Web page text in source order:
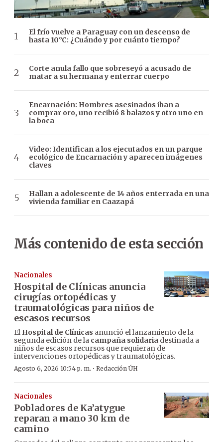
El frío vuelve a Paraguay con un descenso de
hasta 10°C: ¿Cuándo y por cuánto tiempo?
Corte anula fallo que sobreseyó a acusado de
matar a su hermana y enterrar cuerpo
Encarnación: Hombres asesinados iban a
comprar oro, uno recibió 8 balazos y otro uno en
la boca
Video: Identifican a los ejecutados en un parque
ecológico de Encarnación y aparecen imágenes
claves
Hallan a adolescente de 14 años enterrada en una
vivienda familiar en Caazapá
Más contenido de esta sección
Nacionales
Hospital de Clínicas anuncia
cirugías ortopédicas y
traumatológicas para niños de
escasos recursos
El Hospital de Clínicas anunció el lanzamiento de la
segunda edición de la campaña solidaria destinada a
niños de escasos recursos que requieran de
intervenciones ortopédicas y traumatológicas.
Agosto 6, 2026 10:54 p. m. · Redacción ÚH
Nacionales
Pobladores de Ka’atygue
reparan a mano 30 km de
camino